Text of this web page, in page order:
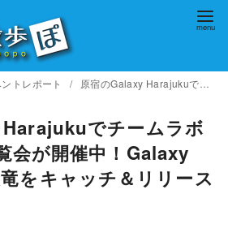
トレポート 原宿のGalaxy Harajukuでチームラボとコラボの展覧会が開催中！Galaxy S23 Ultraで恐竜をキャッチ＆リリース
でチームラボ
会が開催中！Galaxy
をキャッチ＆リリース